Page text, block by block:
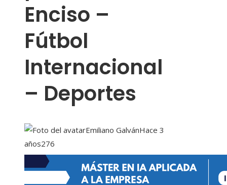
Enciso –
Fútbol
Internacional
– Deportes
Emiliano GalvánHace 3
años276